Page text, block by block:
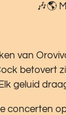
🎶🌎
van
betovert
geluid
concerten